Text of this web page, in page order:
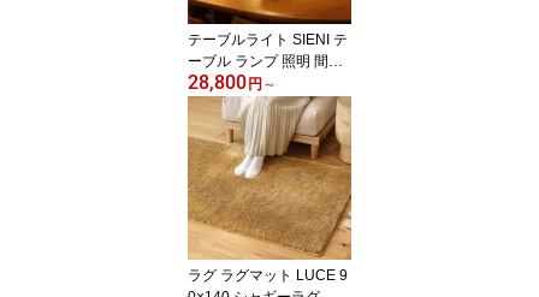
テーブルライト SIENI テ
ーブル ランプ 照明 間接
照明 LED一体型 バッテ
リー式 調光 あす着対応
ナチュラル ブラウン ヴ
ィンテージレッド
28,800 円 ～
ラグ ラグマット LUCE 9